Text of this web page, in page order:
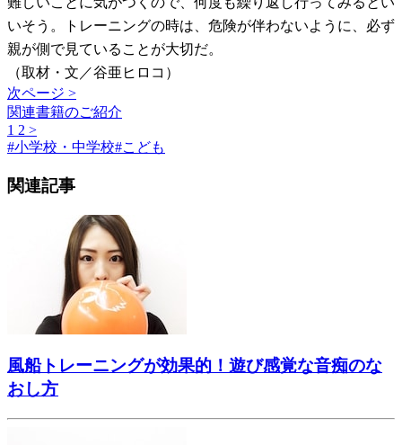
いそう。トレーニングの時は、危険が伴わないように、必ず
親が側で見ていることが大切だ。
（取材・文／谷亜ヒロコ）
次ページ >
関連書籍のご紹介
1 2 >
#小学校・中学校#こども
関連記事
風船トレーニングが効果的！遊び感覚な音痴のな
おし方